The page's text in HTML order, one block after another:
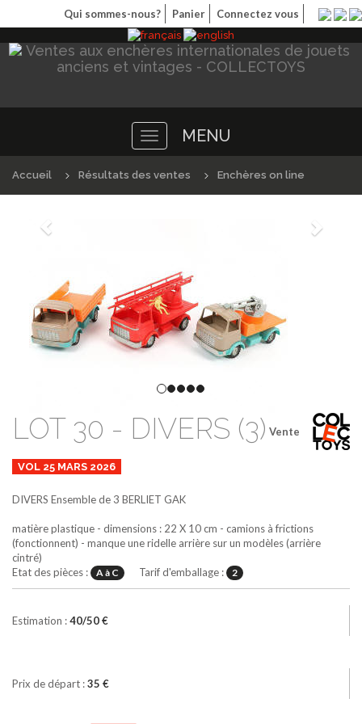
Qui sommes-nous? Panier Connectez vous
Toggle
navigation
MENU
Accueil Résultats des ventes Enchères on line
Précédént
Vente
LOT 30 - DIVERS (3)
VOL 25 MARS 2026
DIVERS Ensemble de 3 BERLIET GAK
matière plastique - dimensions : 22 X 10 cm - camions à frictions
(fonctionnent) - manque une ridelle arrière sur un modèles (arrière
cintré)
Etat des pièces :
A à C Tarif d'emballage : 2
Estimation :40/50 €
Prix de départ :35 €